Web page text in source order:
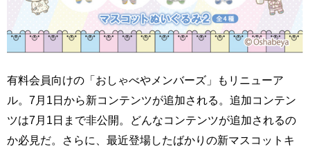
有料会員向けの「おしゃべやメンバーズ」もリニューア
ル。7月1日から新コンテンツが追加される。追加コンテン
ツは7月1日まで非公開。どんなコンテンツが追加されるの
か必見だ。さらに、最近登場したばかりの新マスコットキ